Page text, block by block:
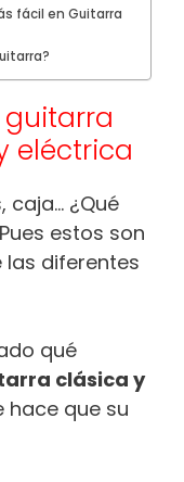
fácil en Guitarra
guitarra
eléctrica
caja… ¿Qué
estos son
las diferentes
qué
clásica y
hace que su